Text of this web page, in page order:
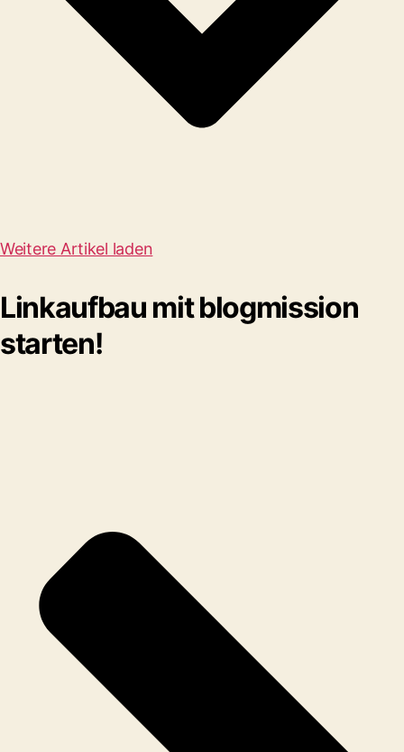
Weitere Artikel laden
Linkaufbau mit blogmission
starten!